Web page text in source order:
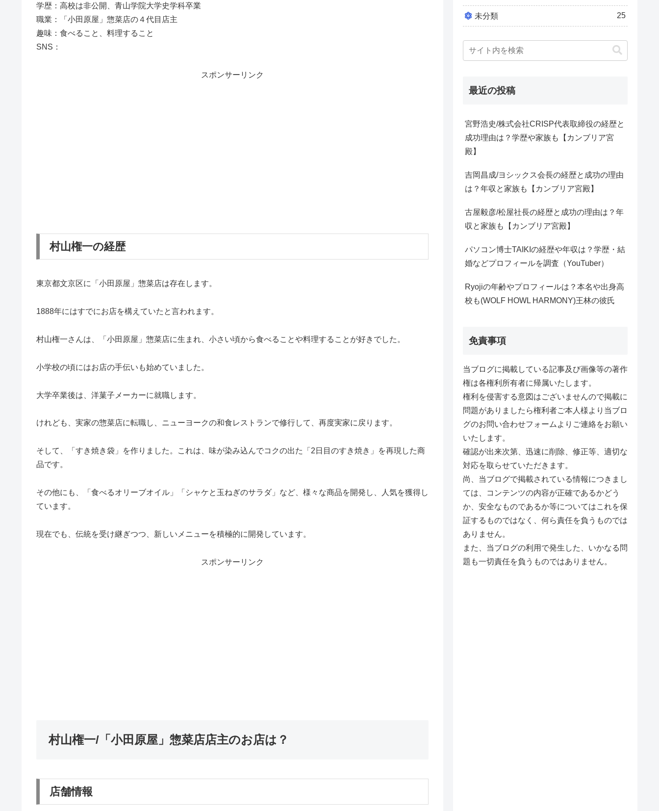
学歴：高校は非公開、青山学院大学史学科卒業
職業：「 小田原屋」惣菜店の４代目店主
趣味：食べること、料理すること
SNS：
スポンサーリンク
村山権一の経歴
東京都文京区に 「 小田原屋」惣菜店は存在します。
1888年にはすでにお店を構えていたと言われます。
村山権一さんは、 「 小田原屋」惣菜店に生まれ、小さい頃から食べることや料理することが好きでした。
小学校の頃にはお店の手伝いも始めていました。
大学卒業後は、洋菓子メーカーに就職します。
けれども、実家の惣菜店に転職し、ニューヨークの和食レストランで修行して、再度実家に戻ります。
そして、「すき焼き袋」を作りました。これは、味が染み込んでコクの出た「2日目のすき焼き」を再現した商
品です。
その他にも、「食べるオリーブオイル」「シャケと玉ねぎのサラダ」など、様々な商品を開発し、人気を獲得し
ています。
現在でも、伝統を受け継ぎつつ、新しいメニューを積極的に開発しています。
スポンサーリンク
村山権一/「小田原屋」惣菜店店主のお店は？
店舗情報
未分類 25
最近の投稿
宮野浩史/株式会社CRISP代表取締役の経歴と
成功理由は？学歴や家族も【カンブリア宮
殿】
吉岡昌成/ヨシックス会長の経歴と成功の理由
は？年収と家族も【カンブリア宮殿】
古屋毅彦/松屋社長の経歴と成功の理由は？年
収と家族も【カンブリア宮殿】
パソコン博士TAIKIの経歴や年収は？学歴・結
婚などプロフィールを調査（YouTuber）
Ryojiの年齢やプロフィールは？本名や出身高
校も(WOLF HOWL HARMONY)王林の彼氏
免責事項
当ブログに掲載している記事及び画像等の著作
権は各権利所有者に帰属いたします。
権利を侵害する意図はございませんので掲載に
問題がありましたら権利者ご本人様より当ブロ
グのお問い合わせフォームよりご連絡をお願い
いたします。
確認が出来次第、迅速に削除、修正等、適切な
対応を取らせていただきます。
尚、当ブログで掲載されている情報につきまし
ては、コンテンツの内容が正確であるかどう
か、安全なものであるか等についてはこれを保
証するものではなく、何ら責任を負うものでは
ありません。
また、当ブログの利用で発生した、いかなる問
題も一切責任を負うものではありません。